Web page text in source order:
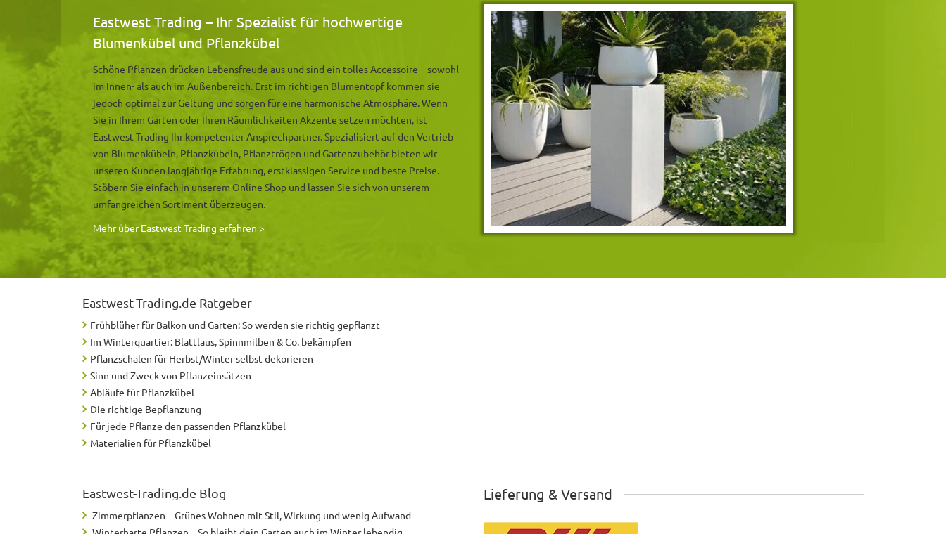
Eastwest Trading – Ihr Spezialist für hochwertige
Blumenkübel und Pflanzkübel
Schöne Pflanzen drücken Lebensfreude aus und sind ein tolles Accessoire – sowohl
im Innen- als auch im Außenbereich. Erst im richtigen Blumentopf kommen sie
jedoch optimal zur Geltung und sorgen für eine harmonische Atmosphäre. Wenn
Sie in Ihrem Garten oder Ihren Räumlichkeiten Akzente setzen möchten, ist
Eastwest Trading Ihr kompetenter Ansprechpartner. Spezialisiert auf den Vertrieb
von Blumenkübeln, Pflanzkübeln, Pflanztrögen und Gartenzubehör bieten wir
unseren Kunden langjährige Erfahrung, erstklassigen Service und beste Preise.
Stöbern Sie einfach in unserem Online Shop und lassen Sie sich von unserem
umfangreichen Sortiment überzeugen.
Mehr über Eastwest Trading erfahren >
Eastwest-Trading.de Ratgeber
Frühblüher für Balkon und Garten: So werden sie richtig gepflanzt
Im Winterquartier: Blattlaus, Spinnmilben & Co. bekämpfen
Pflanzschalen für Herbst/Winter selbst dekorieren
Sinn und Zweck von Pflanzeinsätzen
Abläufe für Pflanzkübel
Die richtige Bepflanzung
Für jede Pflanze den passenden Pflanzkübel
Materialien für Pflanzkübel
Eastwest-Trading.de Blog
Zimmerpflanzen – Grünes Wohnen mit Stil, Wirkung und wenig Aufwand
Lieferung & Versand